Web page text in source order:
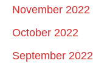
November 2022
October 2022
September 2022